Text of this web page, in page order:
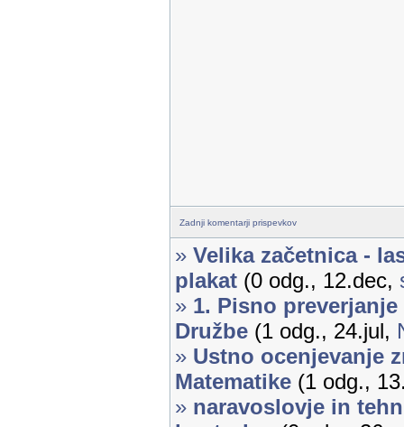
Zadnji komentarji prispevkov
» Velika začetnica -
plakat (0 odg., 12.dec,
» 1. Pisno preverjanje
Družbe (1 odg., 24.jul,
» Ustno ocenjevanje
Matematike (1 odg.,
» naravoslovje in